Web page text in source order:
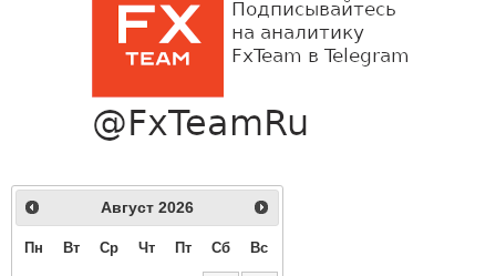
Август 2026
Пн Вт Ср Чт Пт Сб Вс